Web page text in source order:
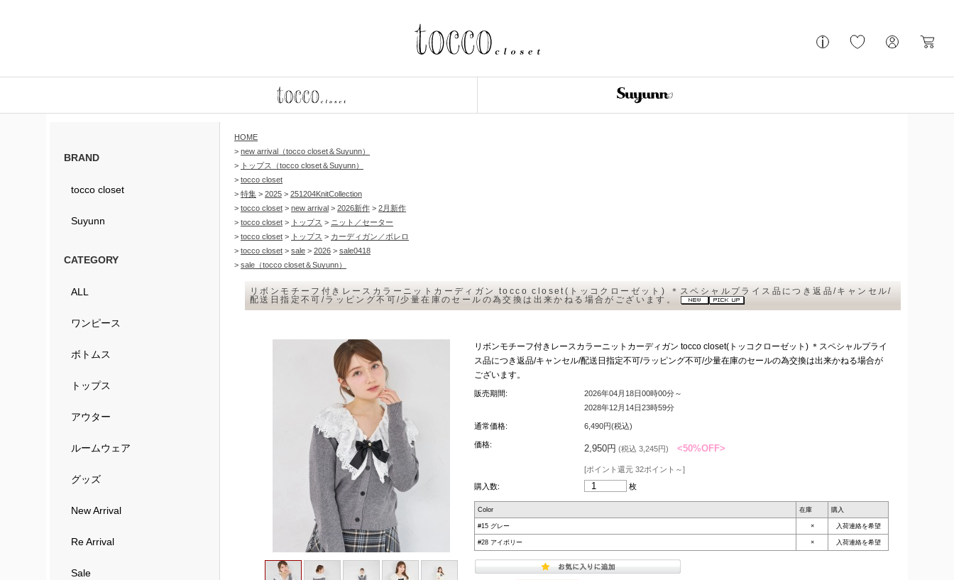
BRAND
tocco closet
Suyunn
CATEGORY
ALL
ワンピース
ボトムス
トップス
アウター
ルームウェア
グッズ
New Arrival
Re Arrival
Sale
HOME
> new arrival（tocco closet＆Suyunn）
> トップス（tocco closet＆Suyunn）
> tocco closet
> 特集 > 2025 > 251204KnitCollection
> tocco closet > new arrival > 2026新作 > 2月新作
> tocco closet > トップス > ニット／セーター
> tocco closet > トップス > カーディガン／ボレロ
> tocco closet > sale > 2026 > sale0418
> sale（tocco closet＆Suyunn）
リボンモチーフ付きレースカラーニットカーディガン tocco closet(トッコクローゼット) ＊スペシャルプライス品につき返品/キャンセル/
配送日指定不可/ラッピング不可/少量在庫のセールの為交換は出来かねる場合がございます。
リボンモチーフ付きレースカラーニットカーディガン tocco closet(トッコクローゼット) ＊スペシャルプライ
ス品につき返品/キャンセル/配送日指定不可/ラッピング不可/少量在庫のセールの為交換は出来かねる場合が
ございます。
販売期間:
2026年04月18日00時00分～
2028年12月14日23時59分
通常価格: 6,490円(税込)
価格: 2,950円 (税込 3,245円) <50%OFF>
[ポイント還元 32ポイント～]
購入数:
枚
Color 在庫 購入
#15 グレー × 入荷連絡を希望
#28 アイボリー × 入荷連絡を希望